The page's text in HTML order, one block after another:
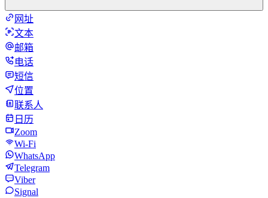
网址
文本
邮箱
电话
短信
位置
联系人
日历
Zoom
Wi-Fi
WhatsApp
Telegram
Viber
Signal